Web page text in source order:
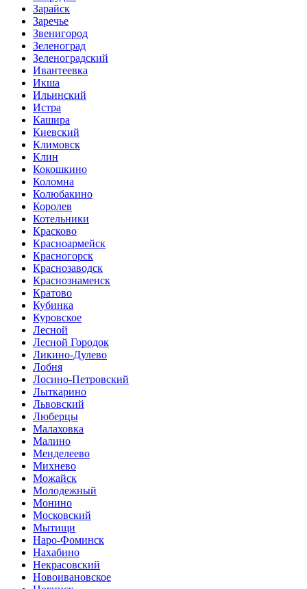
Зарайск
Заречье
Звенигород
Зеленоград
Зеленоградский
Ивантеевка
Икша
Ильинский
Истра
Кашира
Киевский
Климовск
Клин
Кокошкино
Коломна
Колюбакино
Королев
Котельники
Красково
Красноармейск
Красногорск
Краснозаводск
Краснознаменск
Кратово
Кубинка
Куровское
Лесной
Лесной Городок
Ликино-Дулево
Лобня
Лосино-Петровский
Лыткарино
Львовский
Люберцы
Малаховка
Малино
Менделеево
Михнево
Можайск
Молодежный
Монино
Московский
Мытищи
Наро-Фоминск
Нахабино
Некрасовский
Новоивановское